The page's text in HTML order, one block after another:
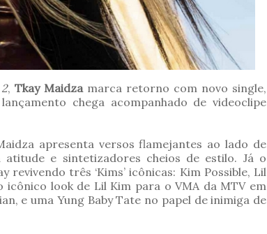
, Tkay Maidzamarca retorno com novo single,
chega acompanhado de videoclipe
apresenta versos flamejantes ao lado de
e sintetizadores cheios de estilo. Já o
três ‘Kims’ icônicas: Kim Possible, Lil
icônico look de Lil Kim para o VMA da MTV em
e uma Yung Baby Tate no papel de inimiga de